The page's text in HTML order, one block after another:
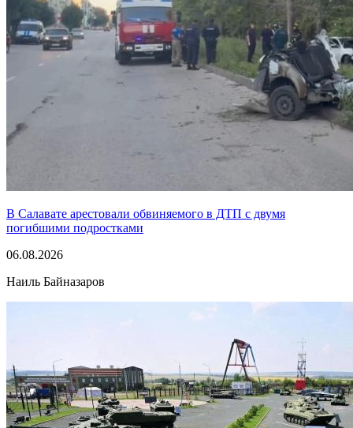
В Салавате арестовали обвиняемого в ДТП с двумя
погибшими подростками
06.08.2026
Наиль Байназаров